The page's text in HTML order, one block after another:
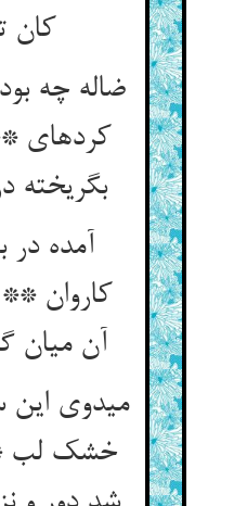
کان
ضاله چه
کرده‏ای
بگریخته
آمده در
کاروان **
آن میان
می‏دوی این
خشک لب